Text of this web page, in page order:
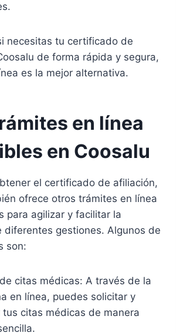
necesitas tu certificado de
de forma rápida y segura,
es la mejor alternativa.
en línea
en Coosalu
el certificado de afiliación,
ofrece otros trámites en línea
para agilizar y facilitar la
diferentes gestiones. Algunos de
son:
citas médicas: A través de la
en línea, puedes solicitar y
tus citas médicas de manera